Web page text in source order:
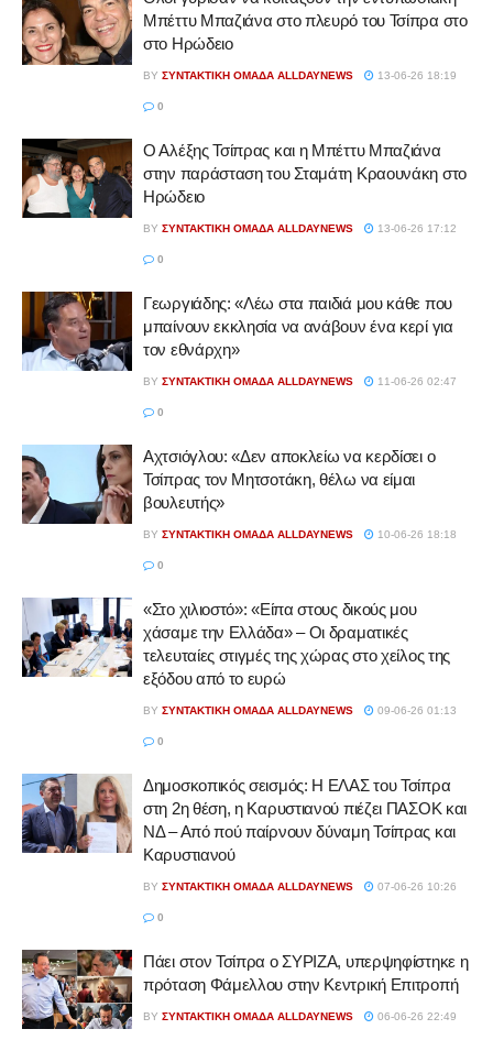
Μπέττυ Μπαζιάνα στο πλευρό του Τσίπρα στο
στο Ηρώδειο
BY ΣΥΝΤΑΚΤΙΚΉ ΟΜΆΔΑ ALLDAYNEWS 13-06-26 18:19
0
Ο Αλέξης Τσίπρας και η Μπέττυ Μπαζιάνα
στην παράσταση του Σταμάτη Κραουνάκη στο
Ηρώδειο
BY ΣΥΝΤΑΚΤΙΚΉ ΟΜΆΔΑ ALLDAYNEWS 13-06-26 17:12
0
Γεωργιάδης: «Λέω στα παιδιά μου κάθε που
μπαίνουν εκκλησία να ανάβουν ένα κερί για
τον εθνάρχη»
BY ΣΥΝΤΑΚΤΙΚΉ ΟΜΆΔΑ ALLDAYNEWS 11-06-26 02:47
0
Αχτσιόγλου: «Δεν αποκλείω να κερδίσει ο
Τσίπρας τον Μητσοτάκη, θέλω να είμαι
βουλευτής»
BY ΣΥΝΤΑΚΤΙΚΉ ΟΜΆΔΑ ALLDAYNEWS 10-06-26 18:18
0
«Στο χιλιοστό»: «Είπα στους δικούς μου
χάσαμε την Ελλάδα» – Οι δραματικές
τελευταίες στιγμές της χώρας στο χείλος της
εξόδου από το ευρώ
BY ΣΥΝΤΑΚΤΙΚΉ ΟΜΆΔΑ ALLDAYNEWS 09-06-26 01:13
0
Δημοσκοπικός σεισμός: Η ΕΛΑΣ του Τσίπρα
στη 2η θέση, η Καρυστιανού πιέζει ΠΑΣΟΚ και
ΝΔ – Από πού παίρνουν δύναμη Τσίπρας και
Καρυστιανού
BY ΣΥΝΤΑΚΤΙΚΉ ΟΜΆΔΑ ALLDAYNEWS 07-06-26 10:26
0
Πάει στον Τσίπρα ο ΣΥΡΙΖΑ, υπερψηφίστηκε η
πρόταση Φάμελλου στην Κεντρική Επιτροπή
BY ΣΥΝΤΑΚΤΙΚΉ ΟΜΆΔΑ ALLDAYNEWS 06-06-26 22:49